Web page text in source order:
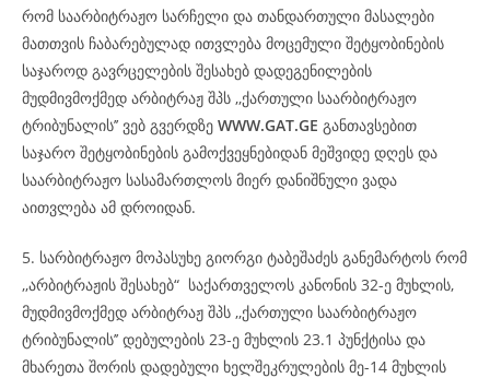
რომ საარბიტრაჟო სარჩელი და თანდართული მასალები
მათთვის ჩაბარებულად ითვლება მოცემული შეტყობინების
საჯაროდ გავრცელების შესახებ დადეგენილების
მუდმივმოქმედ არბიტრაჟ შპს ,,ქართული საარბიტრაჟო
ტრიბუნალის’’ ვებ გვერდზე WWW.GAT.GE განთავსებით
საჯარო შეტყობინების გამოქვეყნებიდან მეშვიდე დღეს და
საარბიტრაჟო სასამართლოს მიერ დანიშნული ვადა
აითვლება ამ დროიდან.
5. სარბიტრაჟო მოპასუხე გიორგი ტაბეშაძეს განემარტოს რომ
,,არბიტრაჟის შესახებ“ საქართველოს კანონის 32-ე მუხლის,
მუდმივმოქმედ არბიტრაჟ შპს ,,ქართული საარბიტრაჟო
ტრიბუნალის’’ დებულების 23-ე მუხლის 23.1 პუნქტისა და
მხარეთა შორის დადებული ხელშეკრულების მე-14 მუხლის